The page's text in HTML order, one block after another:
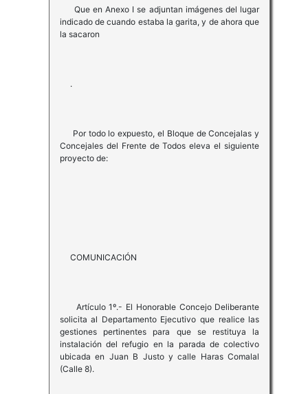
Que en Anexo I se adjuntan imágenes del lugar
indicado de cuando estaba la garita, y de ahora que
la sacaron
.
Por todo lo expuesto, el Bloque de Concejalas y
Concejales del Frente de Todos eleva el siguiente
proyecto de:
COMUNICACIÓN
Artículo 1º.- El Honorable Concejo Deliberante
solicita al Departamento Ejecutivo que realice las
gestiones pertinentes para que se restituya la
instalación del refugio en la parada de colectivo
ubicada en Juan B Justo y calle Haras Comalal
(Calle 8).